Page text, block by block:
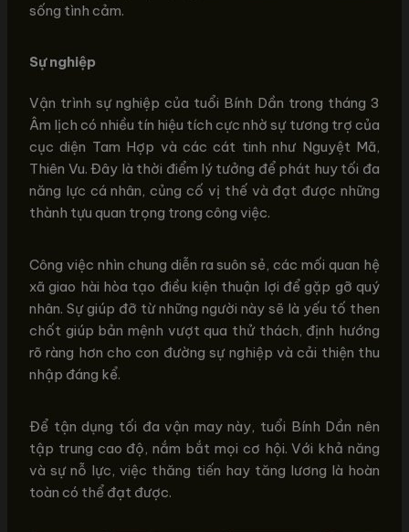
sống tình cảm.
Sự nghiệp
Vận trình sự nghiệp của tuổi Bính Dần trong tháng 3
Âm lịch có nhiều tín hiệu tích cực nhờ sự tương trợ của
cục diện Tam Hợp và các cát tinh như Nguyệt Mã,
Thiên Vu. Đây là thời điểm lý tưởng để phát huy tối đa
năng lực cá nhân, củng cố vị thế và đạt được những
thành tựu quan trọng trong công việc.
Công việc nhìn chung diễn ra suôn sẻ, các mối quan hệ
xã giao hài hòa tạo điều kiện thuận lợi để gặp gỡ quý
nhân. Sự giúp đỡ từ những người này sẽ là yếu tố then
chốt giúp bản mệnh vượt qua thử thách, định hướng
rõ ràng hơn cho con đường sự nghiệp và cải thiện thu
nhập đáng kể.
Để tận dụng tối đa vận may này, tuổi Bính Dần nên
tập trung cao độ, nắm bắt mọi cơ hội. Với khả năng
và sự nỗ lực, việc thăng tiến hay tăng lương là hoàn
toàn có thể đạt được.